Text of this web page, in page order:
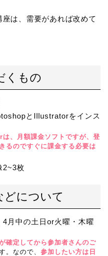
座は、需要があれば改めて
くもの
とIllustratorをインス
、月額課金ソフトですが、登
るのですぐに課金する必要は
2~3枚
どについて
月中の土日or火曜・木曜
確定してから参加者さんのご
。なので、 参加したい方は日